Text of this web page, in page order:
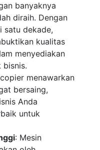
banyaknya
diraih. Dengan
satu dekade,
kualitas
menyediakan
menawarkan
bersaing,
Anda
untuk
: Mesin